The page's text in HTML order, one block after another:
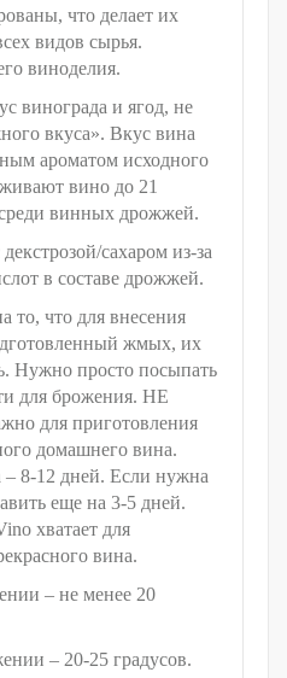
что делает их
видов сырья.
виноделия.
винограда и ягод, не
вкуса». Вкус вина
ароматом исходного
вино до 21
винных дрожжей.
сахаром из-за
в составе дрожжей.
то, что для внесения
жмых, их
Нужно просто посыпать
для брожения. НЕ
для приготовления
домашнего вина.
– 8-12 дней. Если нужна
еще на 3-5 дней.
хватает для
вина.
– не менее 20
– 20-25 градусов.